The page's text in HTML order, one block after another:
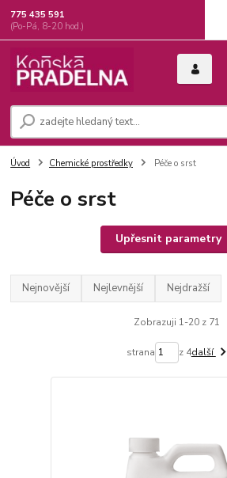
775 435 591
(Po-Pá, 8-20 hod.)
Úvod Chemické prostředky Péče o srst
Péče o srst
Upřesnit parametry
Nejnovější Nejlevnější Nejdražší
Zobrazuji 1-20 z 71
strana z 4další